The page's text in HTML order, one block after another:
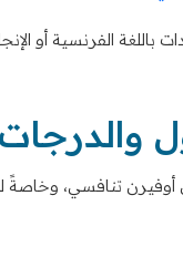
الفرنسية أو
تنافسي، وخاصةً